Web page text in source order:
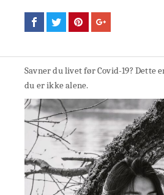
Savner du livet før Covid-19? Dette
du er ikke alene.